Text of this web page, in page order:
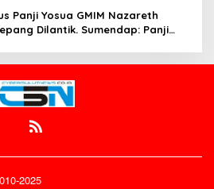
Panji Yosua GMIM Nazareth
Dilantik. Sumendap: Panji
2025